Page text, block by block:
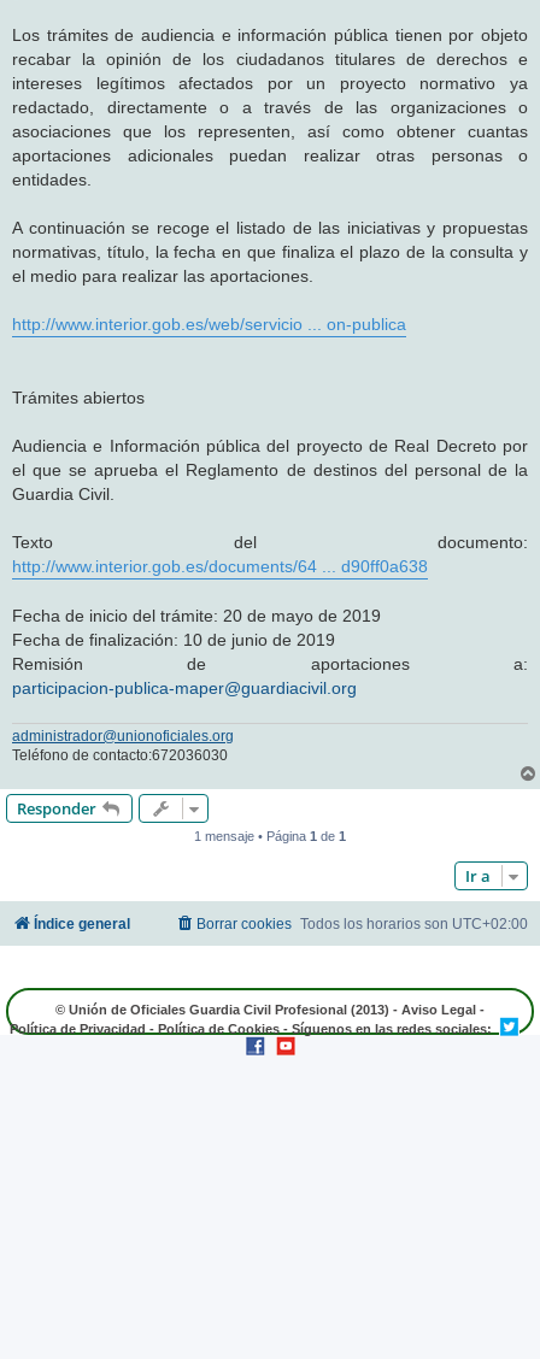
Los trámites de audiencia e información pública tienen por objeto
recabar la opinión de los ciudadanos titulares de derechos e
intereses legítimos afectados por un proyecto normativo ya
redactado, directamente o a través de las organizaciones o
asociaciones que los representen, así como obtener cuantas
aportaciones adicionales puedan realizar otras personas o
entidades.
A continuación se recoge el listado de las iniciativas y propuestas
normativas, título, la fecha en que finaliza el plazo de la consulta y
el medio para realizar las aportaciones.
http://www.interior.gob.es/web/servicio ... on-publica
Trámites abiertos
Audiencia e Información pública del proyecto de Real Decreto por
el que se aprueba el Reglamento de destinos del personal de la
Guardia Civil.
Texto del documento:
http://www.interior.gob.es/documents/64 ... d90ff0a638
Fecha de inicio del trámite: 20 de mayo de 2019
Fecha de finalización: 10 de junio de 2019
Remisión de aportaciones a:
participacion-publica-maper@guardiacivil.org
administrador@unionoficiales.org
Teléfono de contacto:672036030
Responder
1 mensaje • Página 1 de 1
Ir a
Índice general Todos los horarios son UTC+02:00
Borrar cookies
© Unión de Oficiales Guardia Civil Profesional (2013) - Aviso Legal -
Política de Privacidad - Política de Cookies - Síguenos en las redes sociales: